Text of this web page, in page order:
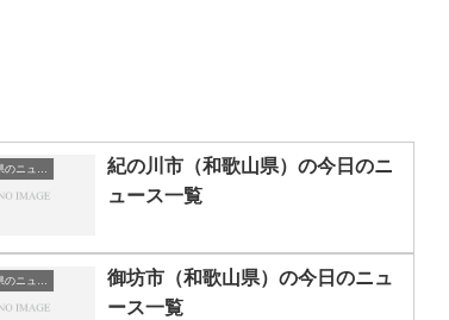
和歌山県のニュース一覧
紀の川市（和歌山県）の今日のニ
ュース一覧
和歌山県のニュース一覧
御坊市（和歌山県）の今日のニュ
ース一覧